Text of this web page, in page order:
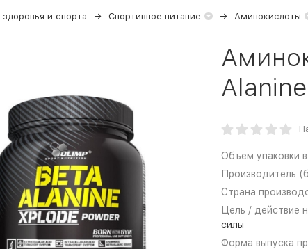
и спорта Спортивное питание Аминокислоты
Объем упаковки в
Производитель
Страна
Цель / действие
силы
Форма выпуска